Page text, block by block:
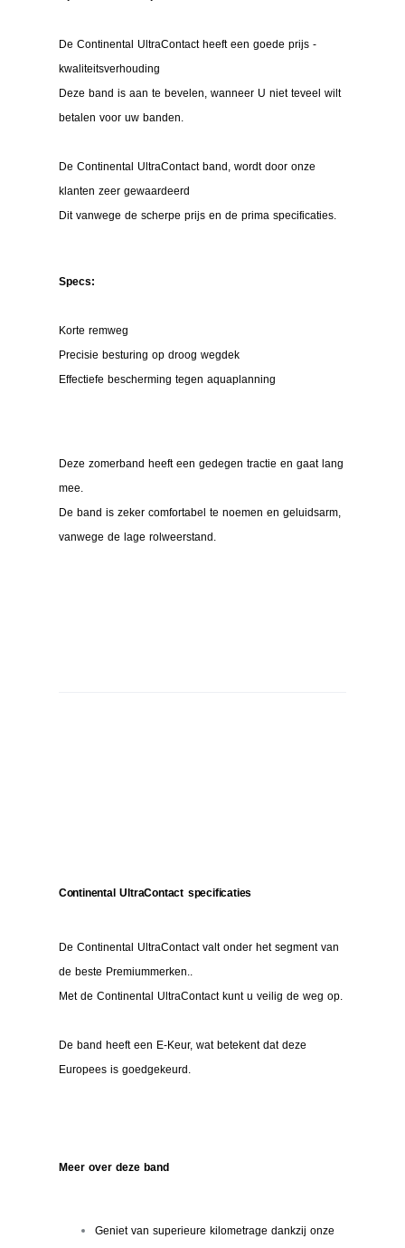
De Continental UltraContact heeft een goede prijs -
kwaliteitsverhouding
Deze band is aan te bevelen, wanneer U niet teveel wilt
betalen voor uw banden.
De Continental UltraContact band, wordt door onze
klanten zeer gewaardeerd
Dit vanwege de scherpe prijs en de prima specificaties.
Specs:
Korte remweg
Precisie besturing op droog wegdek
Effectiefe bescherming tegen aquaplanning
Deze zomerband heeft een gedegen tractie en gaat lang
mee.
De band is zeker comfortabel te noemen en geluidsarm,
vanwege de lage rolweerstand.
Continental UltraContact specificaties
De Continental UltraContact valt onder het segment van
de beste Premiummerken..
Met de Continental UltraContact kunt u veilig de weg op.
De band heeft een E-Keur, wat betekent dat deze
Europees is goedgekeurd.
Meer over deze band
Geniet van superieure kilometrage dankzij onze